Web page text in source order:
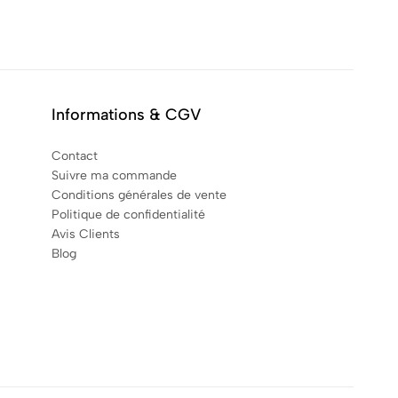
Informations & CGV
Contact
Suivre ma commande
Conditions générales de vente
Politique de confidentialité
Avis Clients
Blog